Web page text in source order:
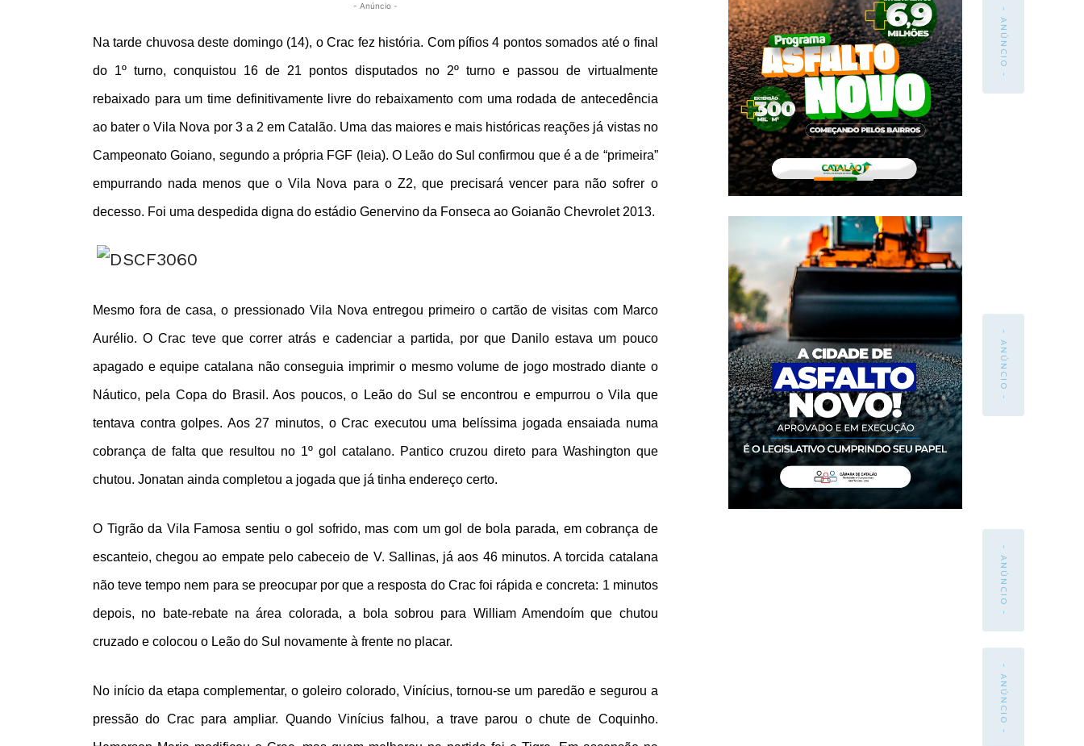
- Anúncio -
Na tarde chuvosa deste domingo (14), o Crac fez história. Com pífios 4 pontos somados até o final
do 1º turno, conquistou 16 de 21 pontos disputados no 2º turno e passou de virtualmente
rebaixado para um time definitivamente livre do rebaixamento com uma rodada de antecedência
ao bater o Vila Nova por 3 a 2 em Catalão. Uma das maiores e mais históricas reações já vistas no
Campeonato Goiano, segundo a própria FGF (leia). O Leão do Sul confirmou que é a de “primeira”
empurrando nada menos que o Vila Nova para o Z2, que precisará vencer para não sofrer o
decesso. Foi uma despedida digna do estádio Genervino da Fonseca ao Goianão Chevrolet 2013.
Mesmo fora de casa, o pressionado Vila Nova entregou primeiro o cartão de visitas com Marco
Aurélio. O Crac teve que correr atrás e cadenciar a partida, por que Danilo estava um pouco
apagado e equipe catalana não conseguia imprimir o mesmo volume de jogo mostrado diante o
Náutico, pela Copa do Brasil. Aos poucos, o Leão do Sul se encontrou e empurrou o Vila que
tentava contra golpes. Aos 27 minutos, o Crac executou uma belíssima jogada ensaiada numa
cobrança de falta que resultou no 1º gol catalano. Pantico cruzou direto para Washington que
chutou. Jonatan ainda completou a jogada que já tinha endereço certo.
O Tigrão da Vila Famosa sentiu o gol sofrido, mas com um gol de bola parada, em cobrança de
escanteio, chegou ao empate pelo cabeceio de V. Sallinas, já aos 46 minutos. A torcida catalana
não teve tempo nem para se preocupar por que a resposta do Crac foi rápida e concreta: 1 minutos
depois, no bate-rebate na área colorada, a bola sobrou para William Amendoím que chutou
cruzado e colocou o Leão do Sul novamente à frente no placar.
No início da etapa complementar, o goleiro colorado, Vinícius, tornou-se um paredão e segurou a
pressão do Crac para ampliar. Quando Vinícius falhou, a trave parou o chute de Coquinho.
- ANÚNCIO -
- ANÚNCIO -
- ANÚNCIO -
- ANÚNCIO -